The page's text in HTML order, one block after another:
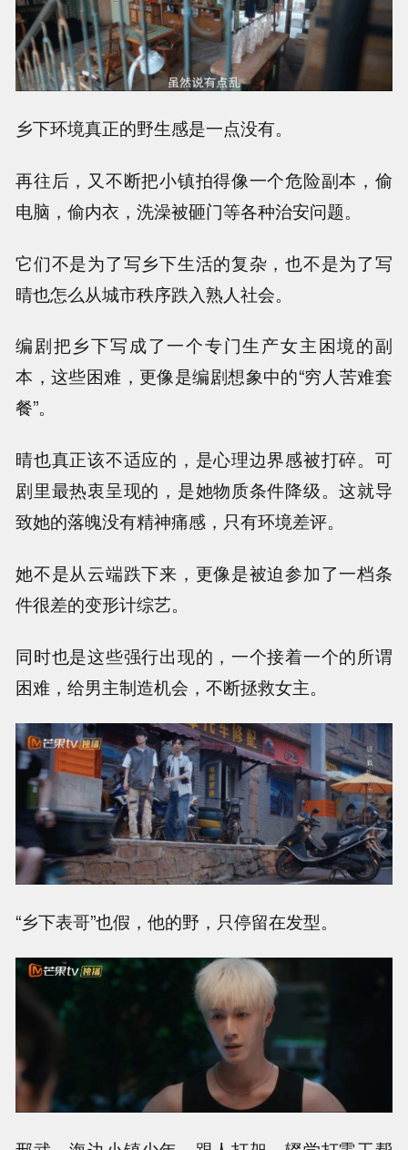
乡下环境真正的野生感是一点没有。
再往后，又不断把小镇拍得像一个危险副本，偷
电脑，偷内衣，洗澡被砸门等各种治安问题。
它们不是为了写乡下生活的复杂，也不是为了写
晴也怎么从城市秩序跌入熟人社会。
编剧把乡下写成了一个专门生产女主困境的副
本，这些困难，更像是编剧想象中的“穷人苦难套
餐”。
晴也真正该不适应的，是心理边界感被打碎。可
剧里最热衷呈现的，是她物质条件降级。这就导
致她的落魄没有精神痛感，只有环境差评。
她不是从云端跌下来，更像是被迫参加了一档条
件很差的变形计综艺。
同时也是这些强行出现的，一个接着一个的所谓
困难，给男主制造机会，不断拯救女主。
“乡下表哥”也假，他的野，只停留在发型。